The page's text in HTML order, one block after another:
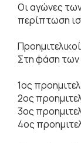
Οι αγώνες
περίπτωση
Στη φάση των
1ος
2ος
3ος
4ος